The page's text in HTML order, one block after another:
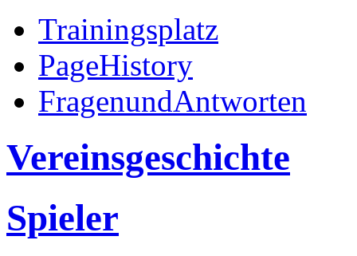
Trainingsplatz
PageHistory
FragenundAntworten
Vereinsgeschichte
Spieler